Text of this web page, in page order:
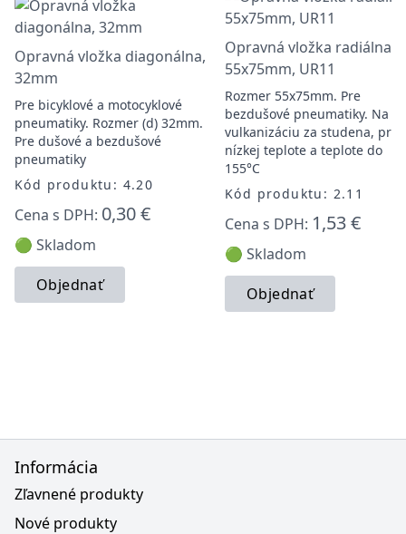
Opravná vložka diagonálna,
32mm
Pre bicyklové a motocyklové
pneumatiky. Rozmer (d) 32mm.
Pre dušové a bezdušové
pneumatiky
Kód produktu: 4.20
Cena s DPH: 0,30 €
🟢 Skladom
Objednať
Opravná vložka radiálna,
55x75mm, UR11
Rozmer 55x75mm. Pre
bezdušové pneumatiky. Na
vulkanizáciu za studena, pri
nízkej teplote a teplote do
155°C
Kód produktu: 2.11
Cena s DPH: 1,53 €
🟢 Skladom
Objednať
Informácia
Zľavnené produkty
Nové produkty